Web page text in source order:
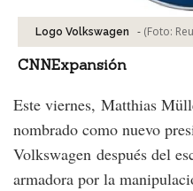
Logo Volkswagen - (Foto:
CNNExpansión
Este viernes, Matthias
nombrado como nuevo
Volkswagen después del
armadora por la